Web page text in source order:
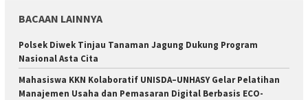
BACAAN LAINNYA
Polsek Diwek Tinjau Tanaman Jagung Dukung Program
Nasional Asta Cita
Mahasiswa KKN Kolaboratif UNISDA–UNHASY Gelar Pelatihan
Manajemen Usaha dan Pemasaran Digital Berbasis ECO-